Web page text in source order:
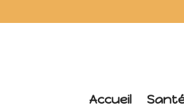
Accueil